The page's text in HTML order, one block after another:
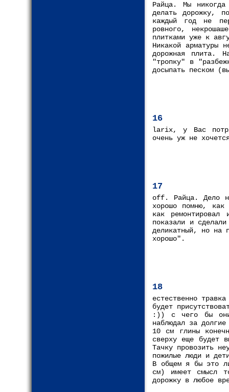
Райца. Мы
делать дорожку,
каждый год не
ровного,
плитками уже к
Никакой арматуры
дорожная плита.
"тропку" в
досыпать песком
16
larix, у Вас
очень уж не
17
off. Райца. Дело
хорошо помню, как
как ремонтировал
показали и
деликатный, но на
хорошо".
18
естественно
будет
:)) с чего бы они
наблюдал за
10 см глины
сверху еще будет
Тачку провозить
пожилые люди и
В общем я бы это
см) имеет смысл
дорожку в любое